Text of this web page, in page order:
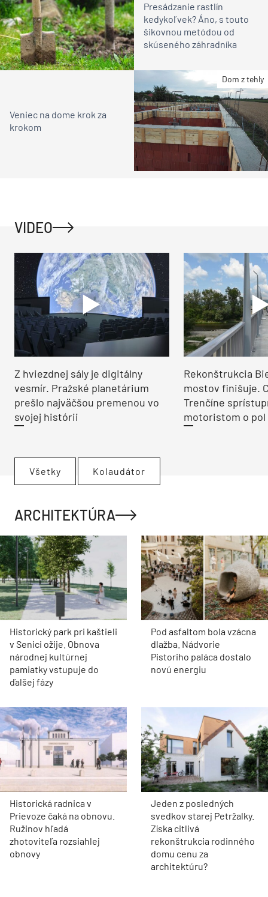
Presádzanie rastlín
kedykoľvek? Áno, s touto
šikovnou metódou od
skúseného záhradníka
Dom z tehly
Veniec na dome krok za
krokom
VIDEO
Z hviezdnej sály je digitálny
vesmír. Pražské planetárium
prešlo najväčšou premenou vo
svojej histórii
Rekonštrukcia
mostov finišuje.
Trenčíne
motoristom o pol
Všetky Kolaudátor
ARCHITEKTÚRA
Historický park pri kaštieli
v Senici ožije. Obnova
národnej kultúrnej
pamiatky vstupuje do
ďalšej fázy
Pod asfaltom bola vzácna
dlažba. Nádvorie
Pistoriho paláca dostalo
novú energiu
Historická radnica v
Prievoze čaká na obnovu.
Ružinov hľadá
zhotoviteľa rozsiahlej
obnovy
Jeden z posledných
svedkov starej Petržalky.
Získa citlivá
rekonštrukcia rodinného
domu cenu za
architektúru?